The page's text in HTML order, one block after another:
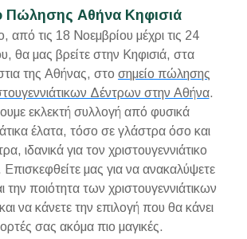
Πώλησης Αθήνα Κηφισιά
από τις 18 Νοεμβρίου μέχρι τις 24
θα μας βρείτε στην Κηφισιά, στα
της Αθήνας, στο σημείο πώλησης
Δέντρων στην Αθήνα.
εκλεκτή συλλογή από φυσικά
έλατα, τόσο σε γλάστρα όσο και
ιδανικά για τον χριστουγεννιάτικο
μας για να ανακαλύψετε
την ποιότητα των χριστουγεννιάτικων
να κάνετε την επιλογή που θα κάνει
σας ακόμα πιο μαγικές.